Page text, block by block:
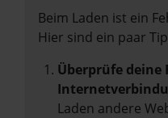
Beim Laden ist ein
Hier sind ein paar
Überprüfe deine
Laden andere